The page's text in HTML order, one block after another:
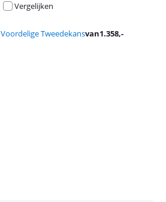
Vergelijken
Voordelige Tweedekansvan1.358,-